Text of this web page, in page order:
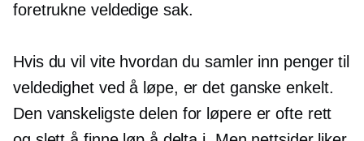
foretrukne veldedige sak.
Hvis du vil vite hvordan du samler inn penger til
veldedighet ved å løpe, er det ganske enkelt.
Den vanskeligste delen for løpere er ofte rett